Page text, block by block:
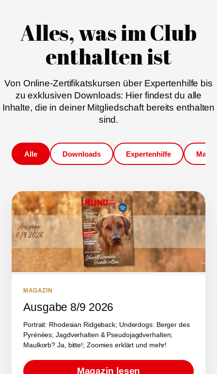
Alles, was im Club
enthalten ist
Von Online-Zertifikatskursen über Expertenhilfe bis
zu exklusiven Downloads: Hier findest du alle
Inhalte, die in deiner Mitgliedschaft bereits enthalten
sind.
Alle Downloads Expertenhilfe
MAGAZIN
Ausgabe 8/9 2026
Portrait: Rhodesian Ridgeback; Underdogs: Berger des
Pyrénées; Jagdverhalten & Pseudojagdverhalten;
Maulkorb? Ja, bitte!; Zoomies erklärt und mehr!
Magazin lesen